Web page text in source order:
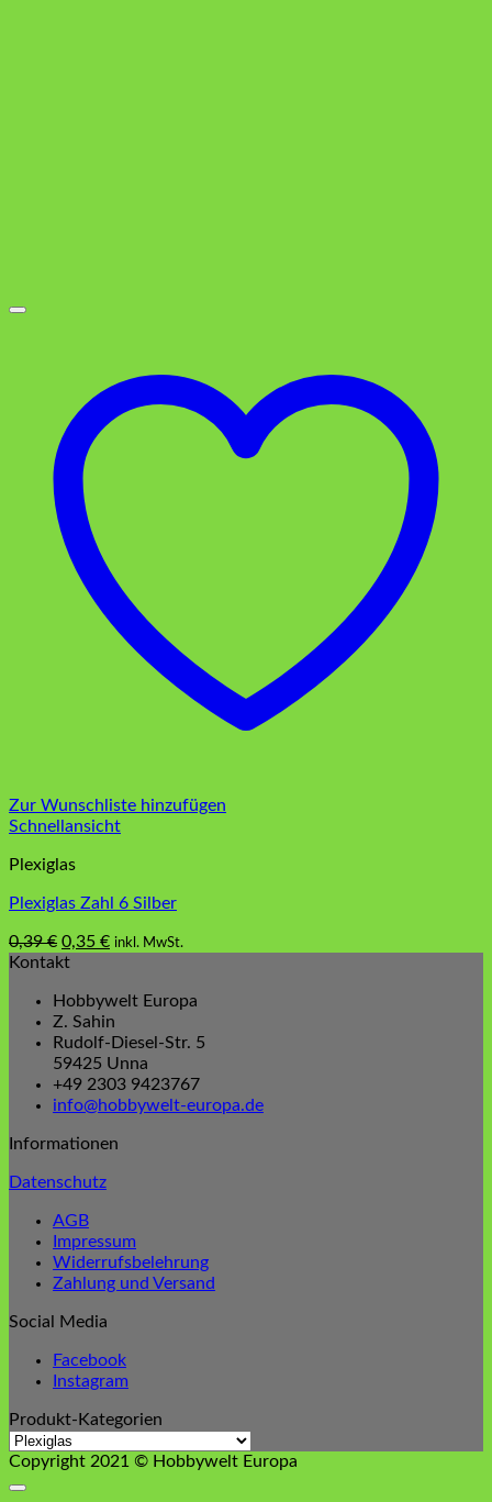
Zur Wunschliste hinzufügen
Schnellansicht
Plexiglas
Plexiglas Zahl 6 Silber
0,39€ Ursprünglicher
Preis
0,39 €
0,35 €Aktueller
0,35 €.
inkl. MwSt.
Kontakt
Hobbywelt Europa
Z. Sahin
Rudolf-Diesel-Str. 5
59425 Unna
+49 2303 9423767
info@hobbywelt-europa.de
Informationen
Datenschutz
AGB
Impressum
Widerrufsbelehrung
Zahlung und Versand
Social Media
Facebook
Instagram
Produkt-Kategorien
Copyright 2021 © Hobbywelt Europa